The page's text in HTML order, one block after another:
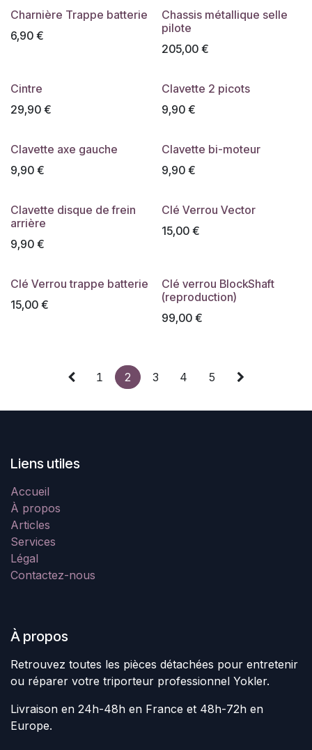
Charnière Trappe batterie
6,90 €
Chassis métallique selle
pilote
205,00€
Cintre
29,90 €
Clavette 2 picots
9,90€
Clavette axe gauche
9,90 €
Clavette bi-moteur
9,90€
Clavette disque de frein
arrière
9,90 €
Clé Verrou Vector
15,00€
Clé Verrou trappe batterie
15,00 €
Clé verrou BlockShaft
(reproduction)
99,00€
1 2 3 4 5
Liens utiles
Accueil
À propos
Articles
Services
Légal
Contactez-nous
À propos
Retrouvez toutes les pièces détachées pour entretenir
ou réparer votre triporteur professionnel Yokler.
Livraison en 24h-48h en France et 48h-72h en
Europe.